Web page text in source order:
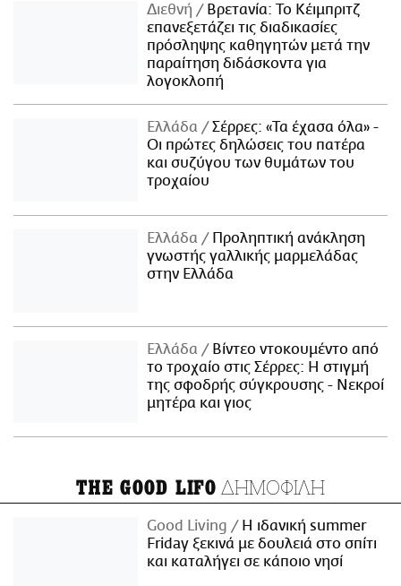
Διεθνή
Βρετανία: Το Κέιμπριτζ
επανεξετάζει τις διαδικασίες
πρόσληψης καθηγητών μετά την
παραίτηση διδάσκοντα για
λογοκλοπή
Ελλάδα
Σέρρες: «Τα έχασα όλα» -
Οι πρώτες δηλώσεις του πατέρα
και συζύγου των θυμάτων του
τροχαίου
Ελλάδα
Προληπτική ανάκληση
γνωστής γαλλικής μαρμελάδας
στην Ελλάδα
Ελλάδα
Βίντεο ντοκουμέντο από
το τροχαίο στις Σέρρες: Η στιγμή
της σφοδρής σύγκρουσης - Νεκροί
μητέρα και γιος
THE GOOD LIFO ΔΗΜΟΦΙΛΗ
Good Living
Η ιδανική summer
Friday ξεκινά με δουλειά στο σπίτι
και καταλήγει σε κάποιο νησί